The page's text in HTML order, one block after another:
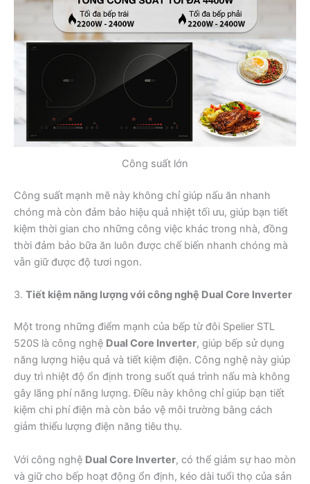
Công suất lớn
Công suất mạnh mẽ này không chỉ giúp nấu ăn nhanh
chóng mà còn đảm bảo hiệu quả nhiệt tối ưu, giúp bạn tiết
kiệm thời gian cho những công việc khác trong nhà, đồng
thời đảm bảo bữa ăn luôn được chế biến nhanh chóng mà
vẫn giữ được độ tươi ngon.
3. Tiết kiệm năng lượng với công nghệ Dual Core Inverter
Một trong những điểm mạnh của bếp từ đôi Spelier STL
520S là công nghệ Dual Core Inverter, giúp bếp sử dụng
năng lượng hiệu quả và tiết kiệm điện. Công nghệ này giúp
duy trì nhiệt độ ổn định trong suốt quá trình nấu mà không
gây lãng phí năng lượng. Điều này không chỉ giúp bạn tiết
kiệm chi phí điện mà còn bảo vệ môi trường bằng cách
giảm thiểu lượng điện năng tiêu thụ.
Với công nghệ Dual Core Inverter, có thể giảm sự hao mòn
và giữ cho bếp hoạt động ổn định, kéo dài tuổi thọ của sản